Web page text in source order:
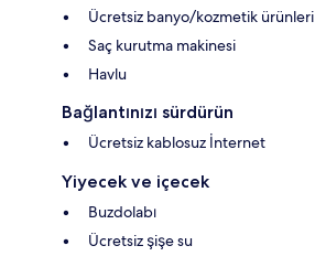
Ücretsiz banyo/kozmetik ürünleri
Saç kurutma makinesi
Havlu
Bağlantınızı sürdürün
Ücretsiz kablosuz İnternet
Yiyecek ve içecek
Buzdolabı
Ücretsiz şişe su